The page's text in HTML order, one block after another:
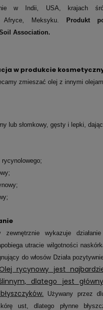
w Indii, USA, krajach
Afryce, Meksyku.
Produkt
Association.
w produkcie
zmieszać olej z innymi
lub słomkowy, gęsty i lepki,
zewnętrznie wykazuje
utracie wilgotności
do włosów Działa
Olej rycynowy jest
dlatego jest
Używany przez
ust, dlatego płynne